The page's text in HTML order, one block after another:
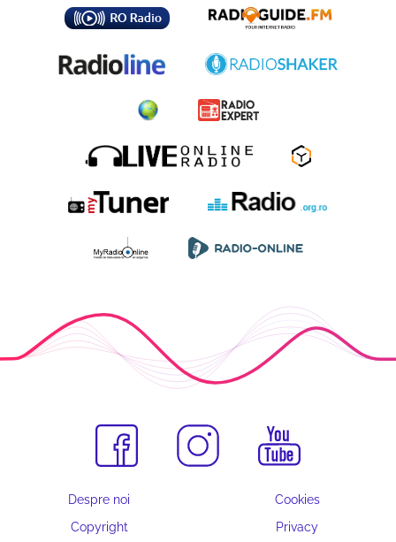
Despre noi
Cookies
Copyright
Privacy